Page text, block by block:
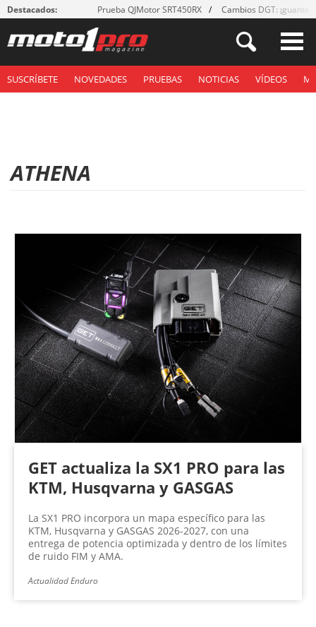
Destacados: Prueba QJMotor SRT450RX Cambios DGT: ¡guantes!
SUSCRÍBETE NOVEDADES PRUEBAS NOTICIAS VÍDEOS
ATHENA
GET actualiza la SX1 PRO para las
KTM, Husqvarna y GASGAS
La SX1 PRO incorpora un mapa específico para las
KTM, Husqvarna y GASGAS 2026-2027, con una
entrega de potencia optimizada y dentro de los límites
de ruido FIM y AMA.
Actualidad Enduro